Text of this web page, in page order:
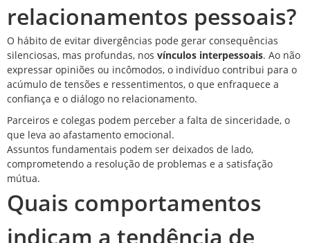
relacionamentos pessoais?
O hábito de evitar divergências pode gerar consequências
silenciosas, mas profundas, nos vínculos interpessoais. Ao não
expressar opiniões ou incômodos, o indivíduo contribui para o
acúmulo de tensões e ressentimentos, o que enfraquece a
confiança e o diálogo no relacionamento.
Parceiros e colegas podem perceber a falta de sinceridade, o
que leva ao afastamento emocional.
Assuntos fundamentais podem ser deixados de lado,
comprometendo a resolução de problemas e a satisfação
mútua.
Quais comportamentos
indicam a tendência de